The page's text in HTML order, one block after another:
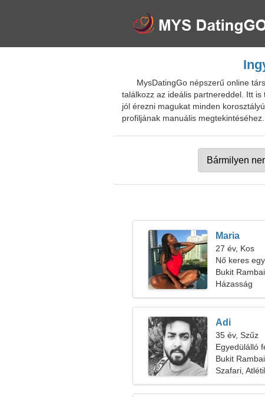
MysDatingGo népszerű online
találkozz az ideális partnereddel. Itt
jól érezni magukat minden
profiljának manuális
Maria
27 év, Kos
Nő keres
Bukit
Házasság
Adi
35 év, Szűz
Egyedülálló
Bukit Rambai
Szafari,